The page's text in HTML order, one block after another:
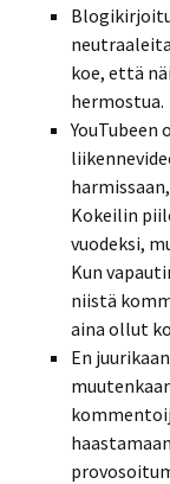
koe, että
hermostua.
Kokeilin
vuodeksi,
Kun
niistä
aina ollut
En